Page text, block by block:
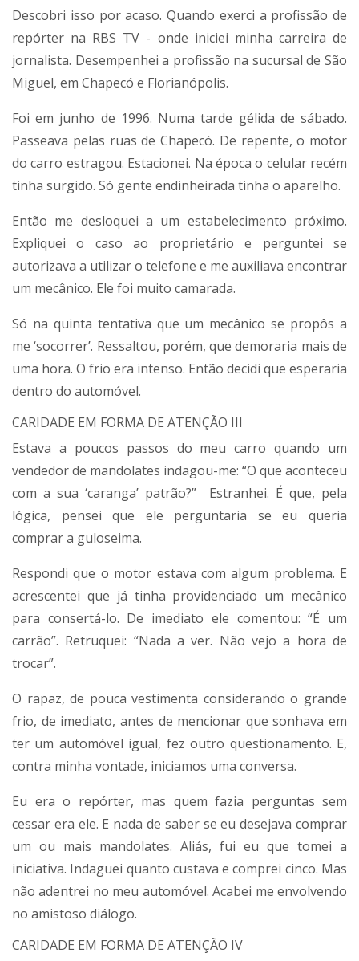
Descobri isso por acaso. Quando exerci a profissão de
repórter na RBS TV - onde iniciei minha carreira de
jornalista. Desempenhei a profissão na sucursal de São
Miguel, em Chapecó e Florianópolis.
Foi em junho de 1996. Numa tarde gélida de sábado.
Passeava pelas ruas de Chapecó. De repente, o motor
do carro estragou. Estacionei. Na época o celular recém
tinha surgido. Só gente endinheirada tinha o aparelho.
Então me desloquei a um estabelecimento próximo.
Expliquei o caso ao proprietário e perguntei se
autorizava a utilizar o telefone e me auxiliava encontrar
um mecânico. Ele foi muito camarada.
Só na quinta tentativa que um mecânico se propôs a
me ‘socorrer’. Ressaltou, porém, que demoraria mais de
uma hora. O frio era intenso. Então decidi que esperaria
dentro do automóvel.
CARIDADE EM FORMA DE ATENÇÃO III
Estava a poucos passos do meu carro quando um
vendedor de mandolates indagou-me: “O que aconteceu
com a sua ‘caranga’ patrão?” Estranhei. É que, pela
lógica, pensei que ele perguntaria se eu queria
comprar a guloseima.
Respondi que o motor estava com algum problema. E
acrescentei que já tinha providenciado um mecânico
para consertá-lo. De imediato ele comentou: “É um
carrão”. Retruquei: “Nada a ver. Não vejo a hora de
trocar”.
O rapaz, de pouca vestimenta considerando o grande
frio, de imediato, antes de mencionar que sonhava em
ter um automóvel igual, fez outro questionamento. E,
contra minha vontade, iniciamos uma conversa.
Eu era o repórter, mas quem fazia perguntas sem
cessar era ele. E nada de saber se eu desejava comprar
um ou mais mandolates. Aliás, fui eu que tomei a
iniciativa. Indaguei quanto custava e comprei cinco. Mas
não adentrei no meu automóvel. Acabei me envolvendo
no amistoso diálogo.
CARIDADE EM FORMA DE ATENÇÃO IV